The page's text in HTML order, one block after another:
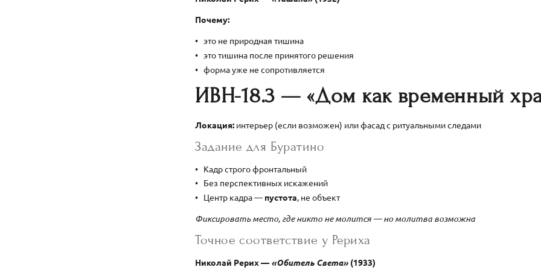
Почему:
это не природная тишина
это тишина после принятого решения
форма уже не сопротивляется
ИВН-18.3 — «Дом как временный
Локация: интерьер (если возможен) или фасад с ритуальными следами
Задание для Буратино
Кадр строго фронтальный
Без перспективных искажений
Центр кадра — пустота, не объект
Фиксировать место, где никто не молится — но молитва возможна
Точное соответствие у Рериха
Николай Рерих — «Обитель Света» (1933)